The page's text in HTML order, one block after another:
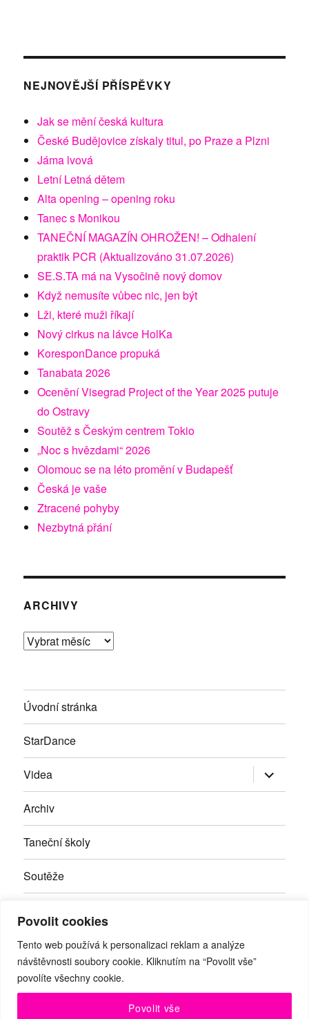
Povolit cookies
Tento web používá k personalizaci reklam a analýze
návštěvnosti soubory cookie. Kliknutím na “Povolit vše”
povolíte všechny cookie.
Povolit vše
NEJNOVĚJŠÍ PŘÍSPĚVKY
Jak se mění česká kultura
České Budějovice získaly titul, po Praze a Plzni
Jáma lvová
Letní Letná dětem
Alta opening – opening roku
Tanec s Monikou
TANEČNÍ MAGAZÍN OHROŽEN! – Odhalení
praktik PCR (Aktualizováno 31.07.2026)
SE.S.TA má na Vysočině nový domov
Když nemusíte vůbec nic, jen být
Lži, které muži říkají
Nový cirkus na lávce HolKa
KoresponDance propuká
Tanabata 2026
Ocenění Visegrad Project of the Year 2025 putuje
do Ostravy
Soutěž s Českým centrem Tokio
„Noc s hvězdami“ 2026
Olomouc se na léto promění v Budapešť
Česká je vaše
Ztracené pohyby
Nezbytná přání
ARCHIVY
Archivy
Úvodní stránka
StarDance
Videa Zobrazit
položky
Archiv
Taneční školy
Soutěže
Kontakty
Facebook
RSS Youtube